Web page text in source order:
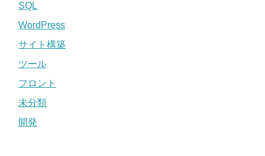
SQL
WordPress
サイト構築
ツール
フロント
未分類
開発